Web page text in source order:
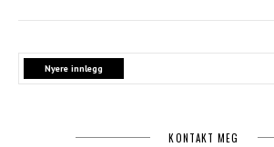
Nyere innlegg
KONTAKT MEG